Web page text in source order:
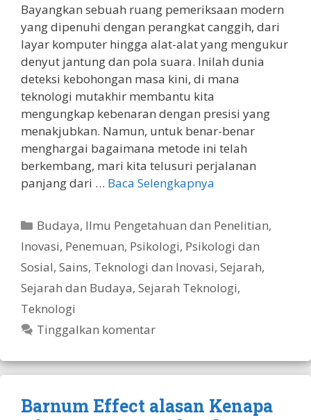
Bayangkan sebuah ruang pemeriksaan modern
yang dipenuhi dengan perangkat canggih, dari
layar komputer hingga alat-alat yang mengukur
denyut jantung dan pola suara. Inilah dunia
deteksi kebohongan masa kini, di mana
teknologi mutakhir membantu kita
mengungkap kebenaran dengan presisi yang
menakjubkan. Namun, untuk benar-benar
menghargai bagaimana metode ini telah
berkembang, mari kita telusuri perjalanan
panjang dari … Baca Selengkapnya
Kategori
Budaya, Ilmu Pengetahuan dan Penelitian,
Inovasi, Penemuan, Psikologi, Psikologi dan
Sosial, Sains, Teknologi dan Inovasi, Sejarah,
Sejarah dan Budaya, Sejarah Teknologi,
Teknologi
Tinggalkan komentar
Barnum Effect alasan Kenapa